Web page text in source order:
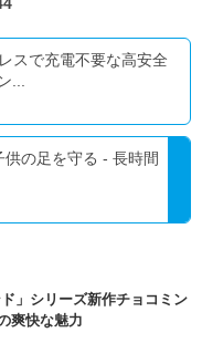
スで充電不要な高安全
...
供の足を守る - 長時間
」シリーズ新作チョコミン
爽快な魅力